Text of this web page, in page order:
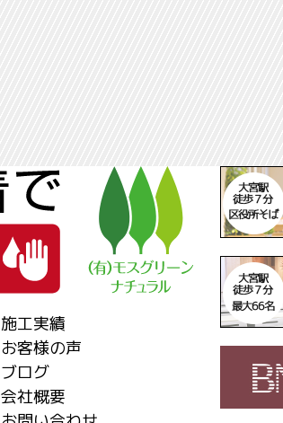
施工実績
お客様の声
ブログ
会社概要